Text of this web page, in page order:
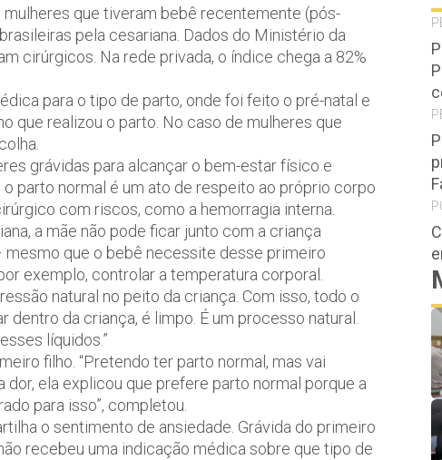
que tiveram bebê recentemente (pós-
pela cesariana. Dados do Ministério da
cirúrgicos. Na rede privada, o índice chega a 82%
para o tipo de parto, onde foi feito o pré-natal e
que realizou o parto. No caso de mulheres que
grávidas para alcançar o bem-estar físico e
parto normal é um ato de respeito ao próprio corpo
com riscos, como a hemorragia interna.
a mãe não pode ficar junto com a criança
que o bebê necessite desse primeiro
exemplo, controlar a temperatura corporal.
natural no peito da criança. Com isso, todo o
da criança, é limpo. É um processo natural.
líquidos.”
filho. “Pretendo ter parto normal, mas vai
dor, ela explicou que prefere parto normal porque a
para isso”, completou.
o sentimento de ansiedade. Grávida do primeiro
recebeu uma indicação médica sobre que tipo de